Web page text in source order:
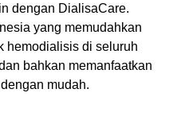
dengan DialisaCare.
yang memudahkan
hemodialisis di seluruh
bahkan memanfaatkan
mudah.